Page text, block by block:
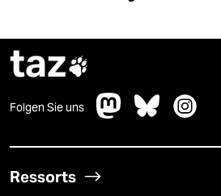
taz
Folgen Sie uns
Ressorts